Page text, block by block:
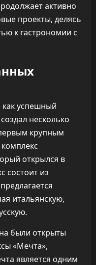
активно
проекты, делясь
к гастрономии с
как успешный
несколько
крупным
открылся в
состоит из
итальянскую,
были открыты
«Мечта»,
является одним